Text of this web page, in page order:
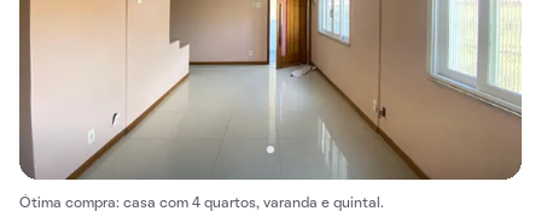
Ótima compra: casa com 4 quartos, varanda e quintal.